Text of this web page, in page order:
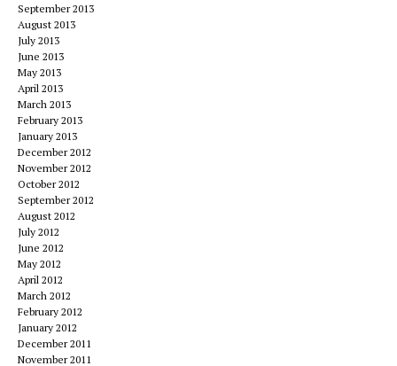
September 2013
August 2013
July 2013
June 2013
May 2013
April 2013
March 2013
February 2013
January 2013
December 2012
November 2012
October 2012
September 2012
August 2012
July 2012
June 2012
May 2012
April 2012
March 2012
February 2012
January 2012
December 2011
November 2011